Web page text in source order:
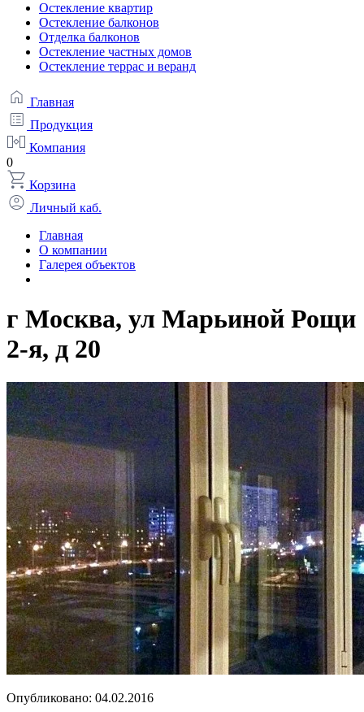
Остекление квартир
Остекление балконов
Отделка балконов
Остекление частных домов
Остекление террас и веранд
Главная
Продукция
Компания
0
Корзина
Личный каб.
Главная
О компании
Галерея объектов
г Москва, ул Марьиной Рощи
2-я, д 20
Опубликовано: 04.02.2016